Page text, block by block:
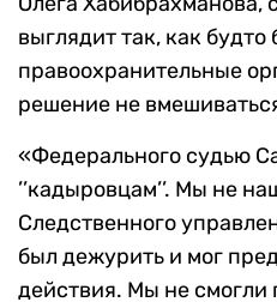
выглядит так, как
правоохранительные
решение не
«Федерального судью
’’кадыровцам’’. Мы не
Следственного
был дежурить и мог
действия. Мы не смогли